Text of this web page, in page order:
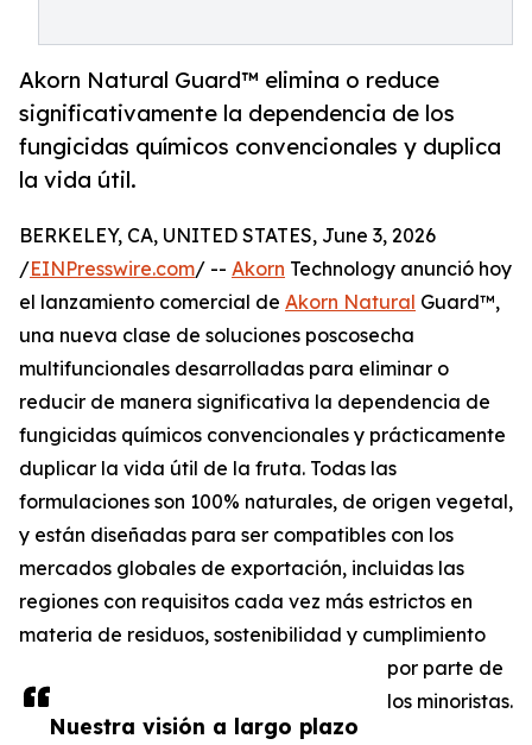
Akorn Natural Guard™ elimina o reduce
significativamente la dependencia de los
fungicidas químicos convencionales y duplica
la vida útil.
Nuestra visión a largo plazo
BERKELEY, CA, UNITED STATES, June 3, 2026
/EINPresswire.com/ -- Akorn Technology anunció hoy
el lanzamiento comercial de Akorn Natural Guard™,
una nueva clase de soluciones poscosecha
multifuncionales desarrolladas para eliminar o
reducir de manera significativa la dependencia de
fungicidas químicos convencionales y prácticamente
duplicar la vida útil de la fruta. Todas las
formulaciones son 100% naturales, de origen vegetal,
y están diseñadas para ser compatibles con los
mercados globales de exportación, incluidas las
regiones con requisitos cada vez más estrictos en
materia de residuos, sostenibilidad y cumplimiento
por parte de
los minoristas.